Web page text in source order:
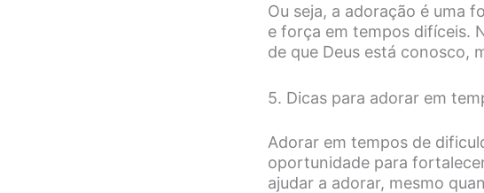
Ou seja, a adoração é uma
e força em tempos difíceis.
de que Deus está conosco,
5. Dicas para adorar em
Adorar em tempos de
oportunidade para
ajudar a adorar, mesmo